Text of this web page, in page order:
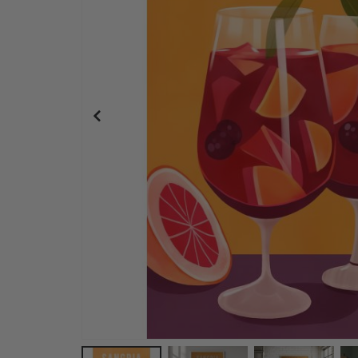
Plakat - 2026 Kalender